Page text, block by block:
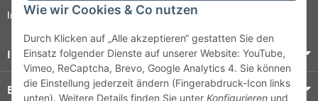
Wie wir Cookies & Co nutzen
Durch Klicken auf „Alle akzeptieren“ gestatten Sie den
Einsatz folgender Dienste auf unserer Website: YouTube,
Vimeo, ReCaptcha, Brevo, Google Analytics 4. Sie können
die Einstellung jederzeit ändern (Fingerabdruck-Icon links
unten). Weitere Details finden Sie unter Konfigurieren und
Impressum
Informationen
Bezahlung & Versand